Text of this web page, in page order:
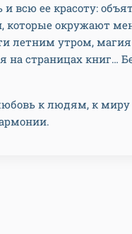
всю ее красоту:
окружают
летним утром,
на страницах книг…
к людям, к миру